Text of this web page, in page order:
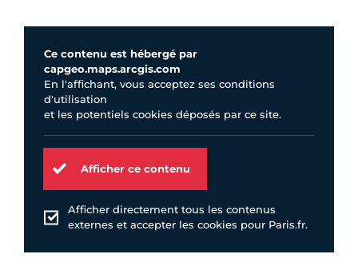
Ce contenu est hébergé par
capgeo.maps.arcgis.com
En l'affichant, vous acceptez ses conditions
d'utilisation
et les potentiels cookies déposés par ce site.
Afficher ce contenu
Afficher directement tous les contenus
externes et accepter les cookies pour Paris.fr.